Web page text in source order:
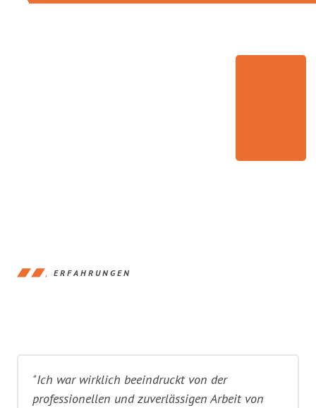
ERFAHRUNGEN
"Ich war wirklich beeindruckt von der
professionellen und zuverlässigen Arbeit von